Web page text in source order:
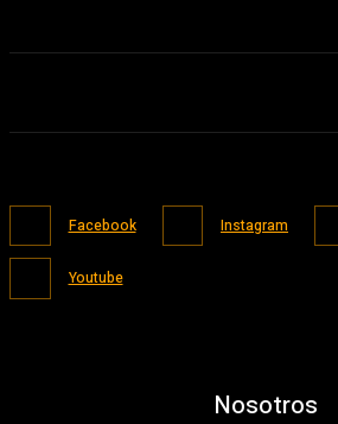
Facebook Instagram
Youtube
Nosotros